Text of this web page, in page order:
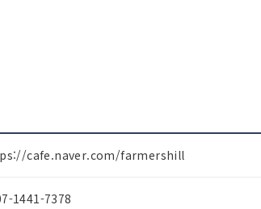
cafe.naver.com/farmershill
1441-7378